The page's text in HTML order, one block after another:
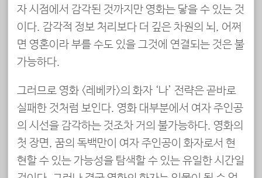
자 시점에서 감각된 것까지만 영화는 닿을 수 있는 것
이다. 감각적 정보 처리보다 더 깊은 차원의 뇌, 어쩌
면 영혼이라 부를 수도 있을 그것에 연결되는 것은 불
가능하다.
그러므로 영화 <레베카>의 화자 ‘나’ 전략은 곧바로
실패한 것처럼 보인다. 영화 대부분에서 여자 주인공
의 시선을 감각하는 것조차 거의 불가능하다. 영화의
첫 장면, 꿈의 독백만이 여자 주인공이 화자로서 현
현할 수 있는 가능성을 탐색할 수 있는 유일한 시간일